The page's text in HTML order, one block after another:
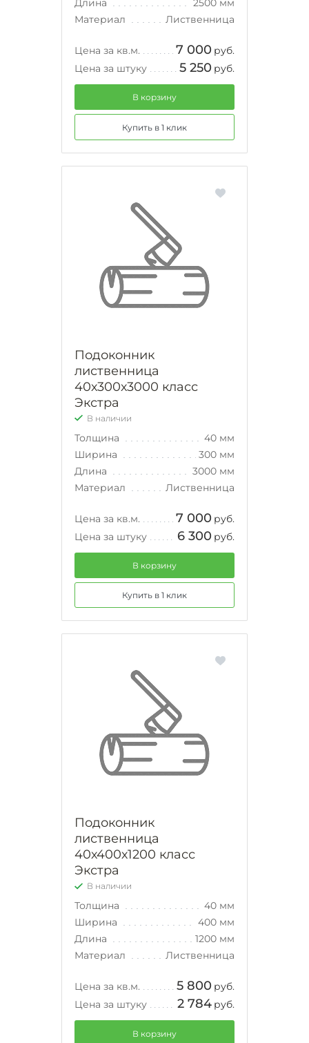
Длина
2500 мм
Материал
Лиственница
Цена за кв.м. 7 000 руб.
Цена за штуку
5 250 руб.
В корзину
Купить в 1 клик
Подоконник
лиственница
40х300х3000 класс
Экстра
В наличии
Толщина
40 мм
Ширина
300 мм
Длина
3000 мм
Материал
Лиственница
Цена за кв.м. 7 000 руб.
Цена за штуку
6 300 руб.
В корзину
Купить в 1 клик
Подоконник
лиственница
40х400х1200 класс
Экстра
В наличии
Толщина
40 мм
Ширина
400 мм
Длина
1200 мм
Материал
Лиственница
Цена за кв.м. 5 800 руб.
Цена за штуку
2 784 руб.
В корзину